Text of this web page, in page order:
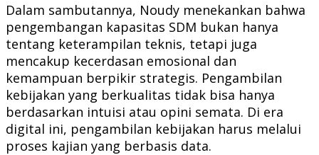
Dalam sambutannya, Noudy menekankan bahwa
pengembangan kapasitas SDM bukan hanya
tentang keterampilan teknis, tetapi juga
mencakup kecerdasan emosional dan
kemampuan berpikir strategis. Pengambilan
kebijakan yang berkualitas tidak bisa hanya
berdasarkan intuisi atau opini semata. Di era
digital ini, pengambilan kebijakan harus melalui
proses kajian yang berbasis data.